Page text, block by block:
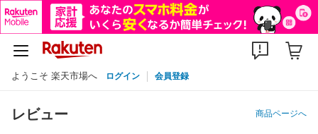
ようこそ 楽天市場へ ログイン 会員登録
レビュー 商品ページへ